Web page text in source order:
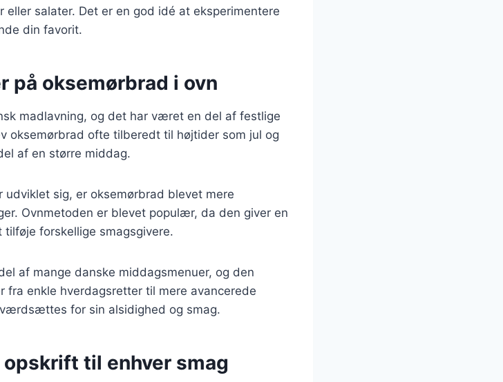
salater. Det er en god idé at eksperimentere
din favorit.
på oksemørbrad i ovn
madlavning, og det har været en del af festlige
oksemørbrad ofte tilberedt til højtider som jul og
af en større middag.
sig, er oksemørbrad blevet mere
Ovnmetoden er blevet populær, da den giver en
forskellige smagsgivere.
af mange danske middagsmenuer, og den
enkle hverdagsretter til mere avancerede
for sin alsidighed og smag.
opskrift til enhver smag